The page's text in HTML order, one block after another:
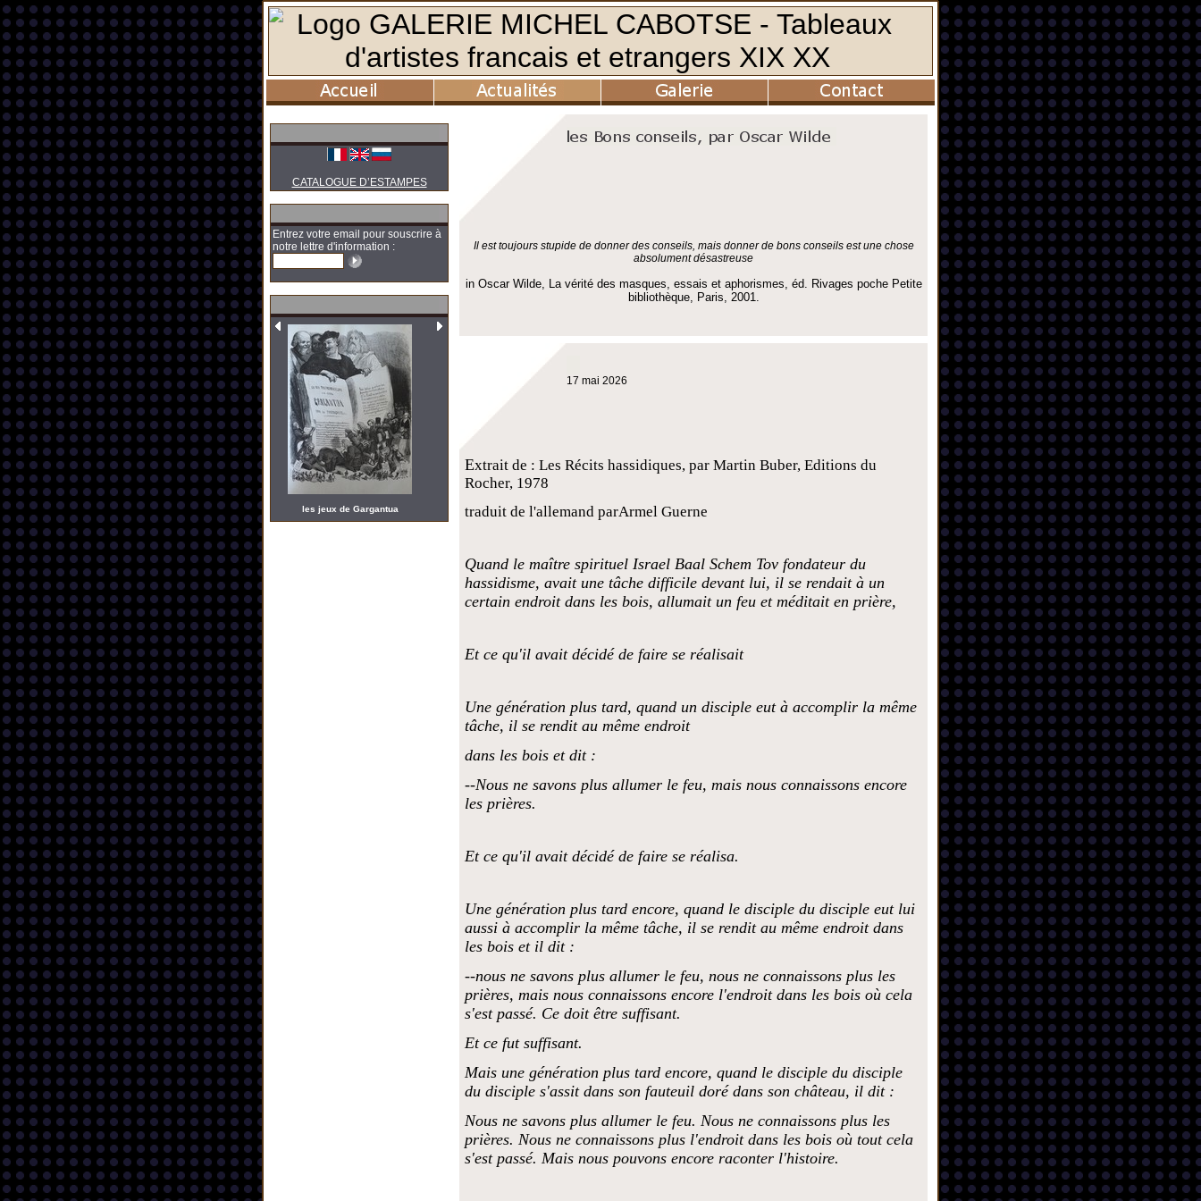
CATALOGUE D’ESTAMPES
Entrez votre email pour souscrire à
notre lettre d'information :
les jeux de Gargantua
Il est toujours stupide de donner des conseils, mais donner de bons conseils est une chose
absolument désastreuse
in Oscar Wilde, La vérité des masques, essais et aphorismes, éd. Rivages poche Petite
bibliothèque, Paris, 2001.
17 mai 2026
Extrait de : Les Récits hassidiques, par Martin Buber, Editions du
Rocher, 1978
traduit de l'allemand parArmel Guerne
Quand le maître spirituel Israel Baal Schem Tov fondateur du
hassidisme, avait une tâche difficile devant lui, il se rendait à un
certain endroit dans les bois, allumait un feu et méditait en prière,
Et ce qu'il avait décidé de faire se réalisait
Une génération plus tard, quand un disciple eut à accomplir la même
tâche, il se rendit au même endroit
dans les bois et dit :
--Nous ne savons plus allumer le feu, mais nous connaissons encore
les prières.
Et ce qu'il avait décidé de faire se réalisa.
Une génération plus tard encore, quand le disciple du disciple eut lui
aussi à accomplir la même tâche, il se rendit au même endroit dans
les bois et il dit :
--nous ne savons plus allumer le feu, nous ne connaissons plus les
prières, mais nous connaissons encore l'endroit dans les bois où cela
s'est passé. Ce doit être suffisant.
Et ce fut suffisant.
Mais une génération plus tard encore, quand le disciple du disciple
du disciple s'assit dans son fauteuil doré dans son château, il dit :
Nous ne savons plus allumer le feu. Nous ne connaissons plus les
prières. Nous ne connaissons plus l'endroit dans les bois où tout cela
s'est passé. Mais nous pouvons encore raconter l'histoire.